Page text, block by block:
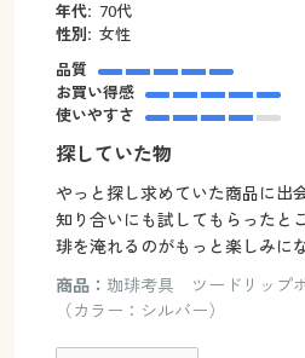
年代: 70代
性別: 女性
品質
お買い得感
使いやすさ
探していた物
やっと探し求めていた商品に出
知り合いにも試してもらったと
琲を淹れるのがもっと楽しみに
商品： 珈琲考具 ツードリップ
（カラー：シルバー）